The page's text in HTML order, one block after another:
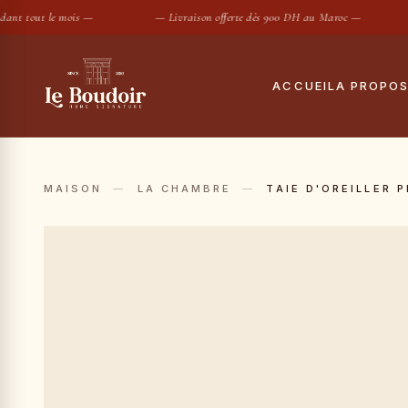
tout le mois — — Livraison offerte dès 900 DH au Maroc —
ACCUEILA PROPOS
Le showroom
MAISON — LA CHAMBRE — TAIE D'OREILLER